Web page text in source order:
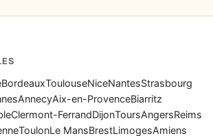
BordeauxToulouseNiceNantesStrasbourg
AnnecyAix-en-ProvenceBiarritz
Clermont-FerrandDijonToursAngersReims
ToulonLe MansBrestLimogesAmiens